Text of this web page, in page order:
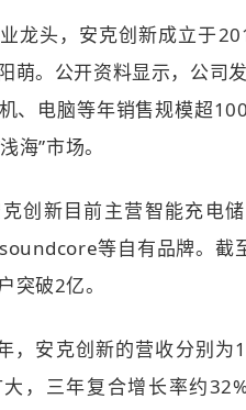
龙头， 安克创新成立于
萌。公开资料显示，公司
电脑等年销售规模超
海”市场。
创新目前主营智能充电
等自有品牌。截
突破2亿。
，安克创新的营收分别为
，三年复合增长率约